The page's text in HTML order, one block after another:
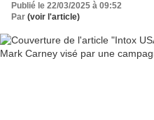
Publié le 22/03/2025 à 09:52
Par (voir l'article)